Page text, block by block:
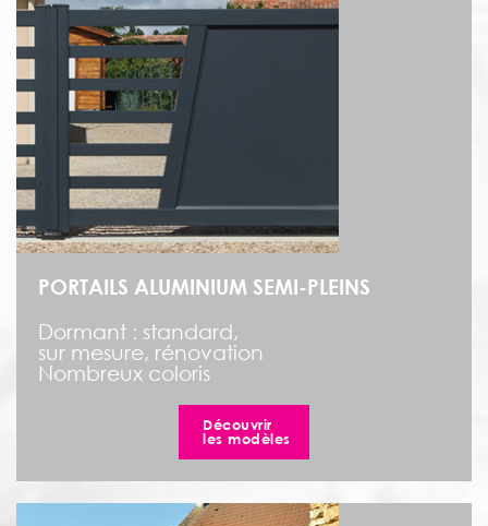
PORTAILS ALUMINIUM SEMI-PLEINS
Dormant : standard,
sur mesure, rénovation
Nombreux coloris
Découvrir
les modèles